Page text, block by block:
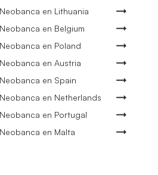
en Lithuania
en Belgium
en Poland
en Austria
en Spain
en Netherlands
en Portugal
en Malta